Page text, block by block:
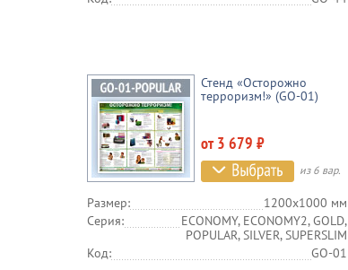
Стенд «Осторожно
терроризм!» (GO-01)
от 3 679 ₽
из 6 вар.
Размер:
1200х1000 мм
Серия:
ECONOMY, ECONOMY2, GOLD,
POPULAR, SILVER, SUPERSLIM
Код:
GO-01